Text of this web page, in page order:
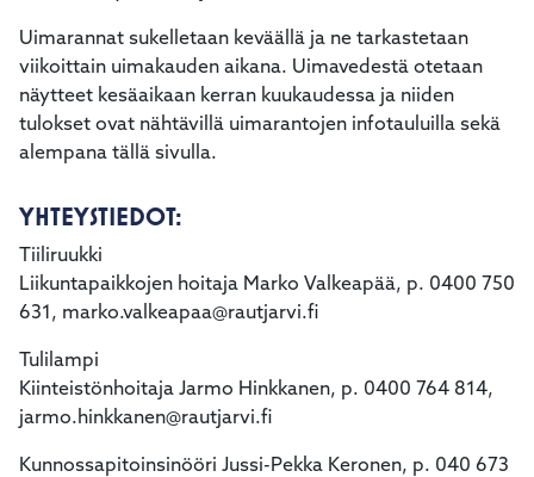
Uimarannat sukelletaan keväällä ja ne tarkastetaan
viikoittain uimakauden aikana. Uimavedestä otetaan
näytteet kesäaikaan kerran kuukaudessa ja niiden
tulokset ovat nähtävillä uimarantojen infotauluilla sekä
alempana tällä sivulla.
YHTEYSTIEDOT:
Tiiliruukki
Liikuntapaikkojen hoitaja Marko Valkeapää, p. 0400 750
631, marko.valkeapaa@rautjarvi.fi
Tulilampi
Kiinteistönhoitaja Jarmo Hinkkanen, p. 0400 764 814,
jarmo.hinkkanen@rautjarvi.fi
Kunnossapitoinsinööri Jussi-Pekka Keronen, p. 040 673